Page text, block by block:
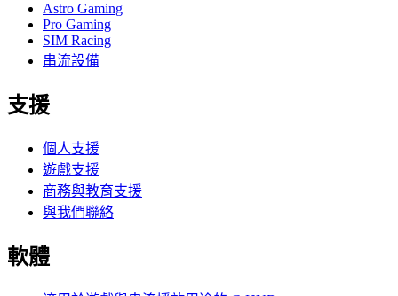
Astro Gaming
Pro Gaming
SIM Racing
串流設備
支援
個人支援
遊戲支援
商務與教育支援
與我們聯絡
軟體